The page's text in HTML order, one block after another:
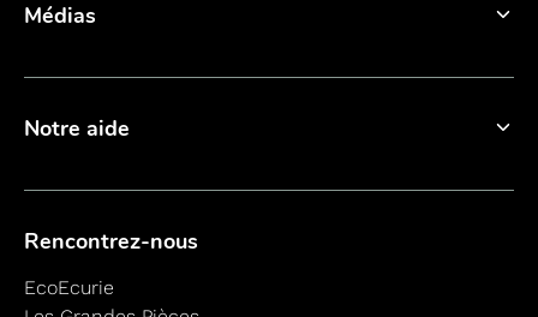
Rencontrez-nous
EcoEcurie
Médias
Notre aide